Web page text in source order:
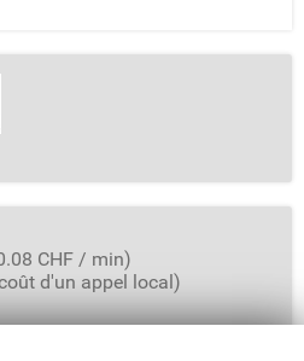
CHF / min)
d'un appel local)